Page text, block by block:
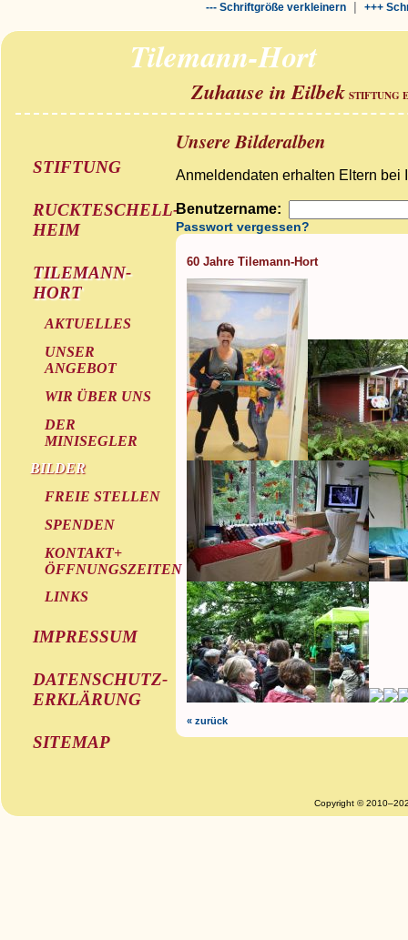
--- Schriftgröße verkleinern| +++
Tilemann-Hort
Zuhause in Eilbek STIFTUNG
STIFTUNG
RUCKTESCHELL-
HEIM
TILEMANN-
HORT
AKTUELLES
UNSER
ANGEBOT
WIR ÜBER UNS
DER
MINISEGLER
BILDER
FREIE STELLEN
SPENDEN
KONTAKT+
ÖFFNUNGSZEITEN
LINKS
IMPRESSUM
DATENSCHUTZ-
ERKLÄRUNG
SITEMAP
Unsere Bilderalben
Anmeldendaten erhalten Eltern bei
Benutzername:
Passwort vergessen?
60 Jahre Tilemann-Hort
« zurück
Copyright ©